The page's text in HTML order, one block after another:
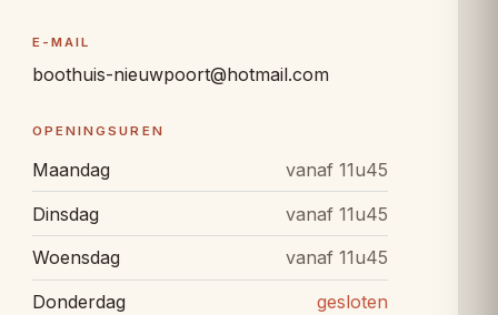
E-MAIL
boothuis-nieuwpoort@hotmail.com
OPENINGSUREN
Maandag
vanaf 11u45
Dinsdag
vanaf 11u45
Woensdag
vanaf 11u45
Donderdag
gesloten